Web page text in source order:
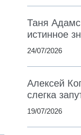
Таня
истинное
24/07/2026
Алексей
слегка
19/07/2026